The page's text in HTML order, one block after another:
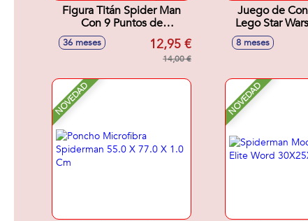
Figura Titán Spider Man
Con 9 Puntos de
Articulacion. 30 cm
36 meses 12,95 €
14,00 €
Juego de
Lego Star
de Cobb
8 meses
NOVEDAD NOVEDAD